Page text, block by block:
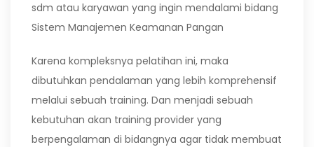
sdm atau karyawan yang ingin mendalami bidang
Sistem Manajemen Keamanan Pangan
Karena kompleksnya pelatihan ini, maka
dibutuhkan pendalaman yang lebih komprehensif
melalui sebuah training. Dan menjadi sebuah
kebutuhan akan training provider yang
berpengalaman di bidangnya agar tidak membuat